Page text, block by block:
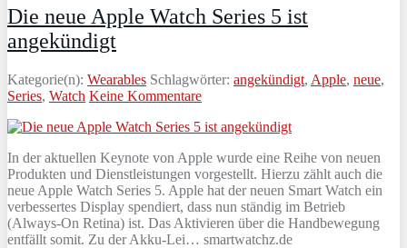
Die neue Apple Watch Series 5 ist
angekündigt
Kategorie(n): Wearables Schlagwörter: angekündigt, Apple, neue,
Series, Watch Keine Kommentare
In der aktuellen Keynote von Apple wurde eine Reihe von neuen
Produkten und Dienstleistungen vorgestellt. Hierzu zählt auch die
neue Apple Watch Series 5. Apple hat der neuen Smart Watch ein
verbessertes Display spendiert, dass nun ständig im Betrieb
(Always-On Retina) ist. Das Aktivieren über die Handbewegung
entfällt somit. Zu der Akku-Lei… smartwatchz.de